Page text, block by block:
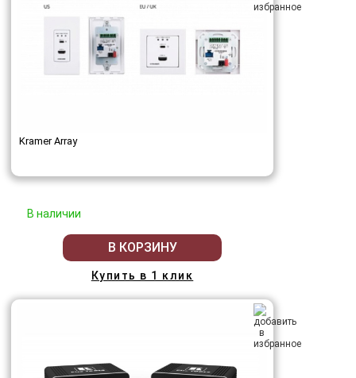
Kramer Array
В наличии
В КОРЗИНУ
Купить в 1 клик